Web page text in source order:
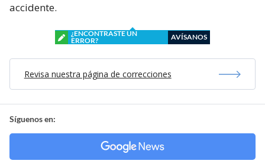
accidente.
¿ENCONTRASTE UN
ERROR?
AVÍSANOS
Revisa nuestra página de correcciones
Síguenos en: